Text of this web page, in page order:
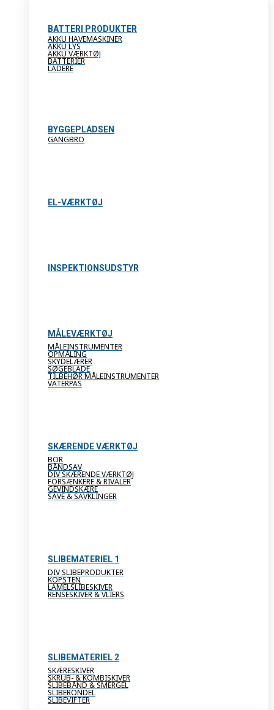
BATTERI PRODUKTER
AKKU HAVEMASKINER
AKKU LYS
AKKU VÆRKTØJ
BATTERIER
LADERE
BYGGEPLADSEN
GANGBRO
EL-VÆRKTØJ
INSPEKTIONSUDSTYR
MÅLEVÆRKTØJ
MÅLEINSTRUMENTER
OPMÅLING
SKYDELÆRER
SØGEBLADE
TILBEHØR MÅLEINSTRUMENTER
VATERPAS
SKÆRENDE VÆRKTØJ
BOR
BÅNDSAV
DIV SKÆRENDE VÆRKTØJ
FORSÆNKERE & RIVALER
GEVINDSKÆRE
SAVE & SAVKLINGER
SLIBEMATERIEL 1
DIV SLIBEPRODUKTER
KOPSTEN
LAMELSLIBESKIVER
RENSESKIVER & VLIERS
SLIBEMATERIEL 2
SKÆRESKIVER
SKRUB- & KOMBISKIVER
SLIBEBÅND & SMERGEL
SLIBERONDEL
SLIBEVIFTER